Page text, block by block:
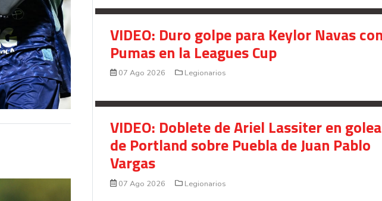
VIDEO: Duro golpe para Keylor Navas
Pumas en la Leagues Cup
07 Ago 2026 Legionarios
VIDEO: Doblete de Ariel Lassiter en
de Portland sobre Puebla de Juan Pablo
Vargas
07 Ago 2026 Legionarios